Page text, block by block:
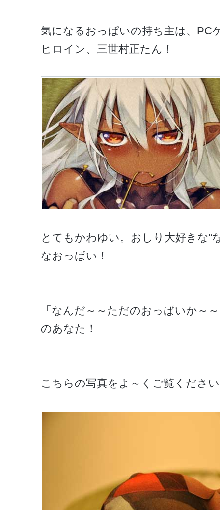
気になるおっぱいの持ち主は、PC
ヒロイン、三世村正たん！
とてもかわゆい。おしり大好きな“
なおっぱい！
「なんだ～～ただのおっぱいか～
のあなた！
こちらの写真をよ～くご覧ください